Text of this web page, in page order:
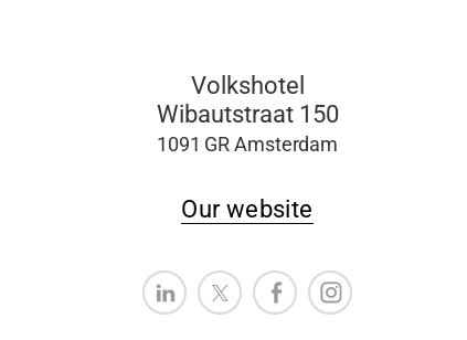
Volkshotel
Wibautstraat 150
1091 GR Amsterdam
Our website